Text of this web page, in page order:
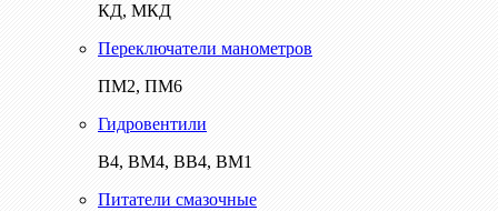
КД, МКД
Переключатели манометров
ПМ2, ПМ6
Гидровентили
В4, ВМ4, ВВ4, ВМ1
Питатели смазочные